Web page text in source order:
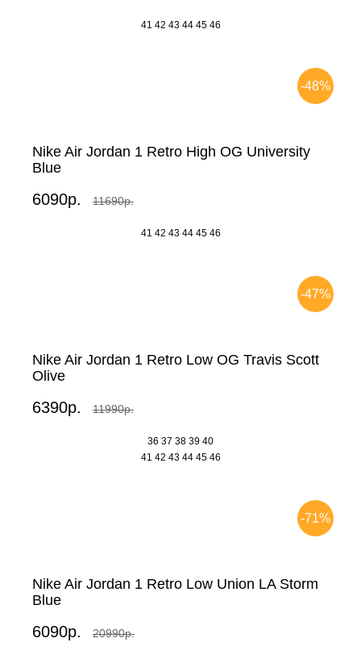
41 42 43 44 45 46
-48%
Nike Air Jordan 1 Retro High OG University
Blue
6090р. 11690р.
41 42 43 44 45 46
-47%
Nike Air Jordan 1 Retro Low OG Travis Scott
Olive
6390р. 11990р.
36 37 38 39 40
41 42 43 44 45 46
-71%
Nike Air Jordan 1 Retro Low Union LA Storm
Blue
6090р. 20990р.